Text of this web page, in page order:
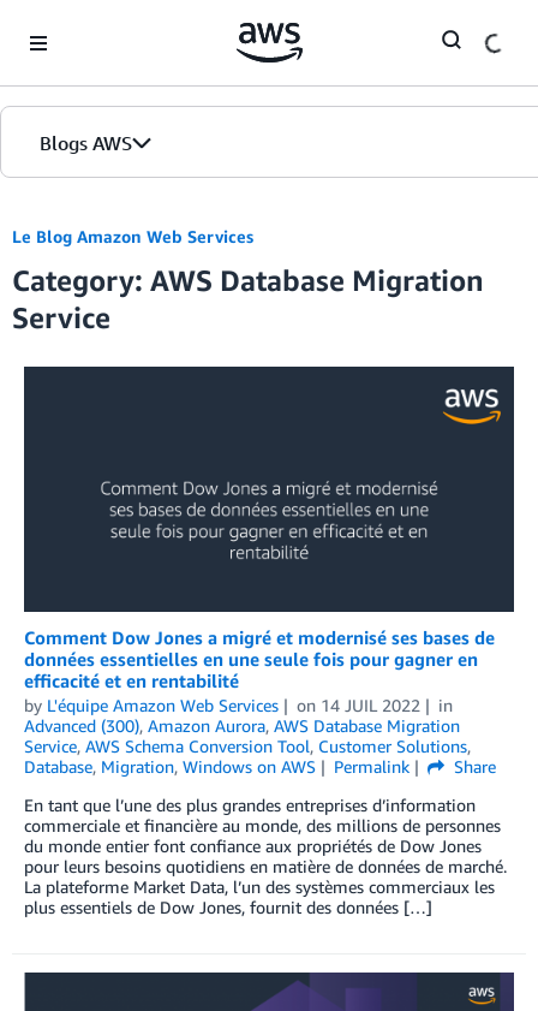
Blogs AWS
Accueil
Éditions
Le Blog Amazon Web Services
Category: AWS Database Migration
Service
Comment Dow Jones a migré et modernisé ses bases de
données essentielles en une seule fois pour gagner en
efficacité et en rentabilité
by L'équipe Amazon Web Services on 14 JUIL 2022
in
Advanced (300), Amazon Aurora, AWS Database Migration
Service, AWS Schema Conversion Tool, Customer Solutions,
Database, Migration, Windows on AWS Permalink
Share
En tant que l’une des plus grandes entreprises d’information
commerciale et financière au monde, des millions de personnes
du monde entier font confiance aux propriétés de Dow Jones
pour leurs besoins quotidiens en matière de données de marché.
La plateforme Market Data, l’un des systèmes commerciaux les
plus essentiels de Dow Jones, fournit des données […]